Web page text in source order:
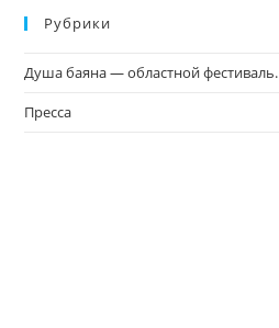
Рубрики
Душа баяна — областной фестиваль.
Пресса